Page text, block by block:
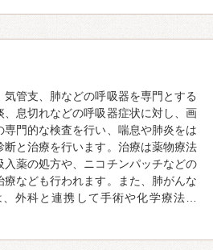
管支、肺などの呼吸器を専門とする
息切れなどの呼吸器症状に対し、画
門的な検査を行い、喘息や肺炎をは
断と治療を行います。治療は薬物療法
薬の処方や、ニコチンパッチなどの
なども行われます。また、肺がんな
外科と連携して手術や化学療法…